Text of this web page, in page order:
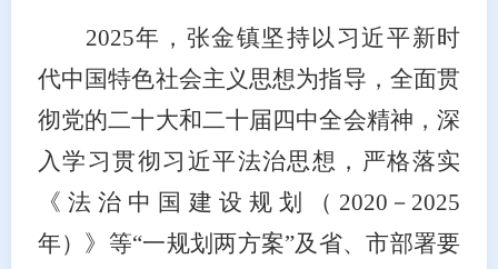
2025年，张金镇坚持以习近平新时
代中国特色社会主义思想为指导，全面贯
彻党的二十大和二十届四中全会精神，深
入学习贯彻习近平法治思想，严格落实
《法治中国建设规划（2020－2025
年）》等“一规划两方案”及 省、市部署要